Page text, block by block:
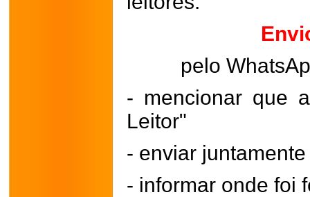
pelo
- mencionar que
Leitor"
- enviar
- informar onde foi